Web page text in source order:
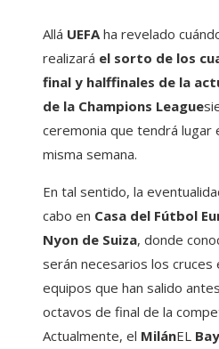
Allá UEFAha revelado
realizará el sorto de los
final y halffinales de la
de la Champions League
ceremonia que tendrá lugar
misma semana.
En tal sentido, la
cabo en Casa del Fútbol
Nyon de Suiza, donde
serán necesarios los cruces
equipos que han salido
octavos de final de la
Actualmente, el MilánEL